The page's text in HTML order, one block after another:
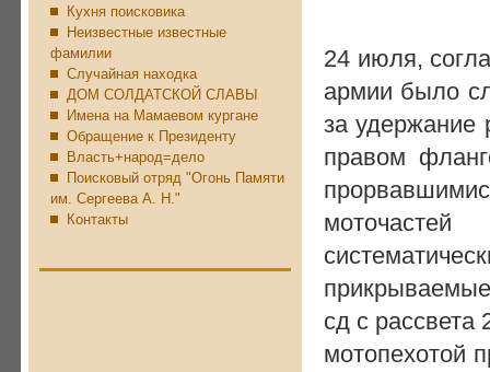
Кухня поисковика
Неизвестные известные
фамилии
Случайная находка
ДОМ СОЛДАТСКОЙ СЛАВЫ
Имена на Мамаевом кургане
Обращение к Президенту
Власть+народ=дело
Поисковый отряд "Огонь Памяти
им. Сергеева А. Н."
Контакты
24 июля,
армии было
за удержание
правом
сд с
мотопехотой